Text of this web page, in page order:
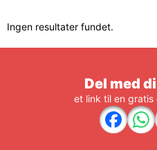
Ingen resultater fundet.
Del med
et link til en